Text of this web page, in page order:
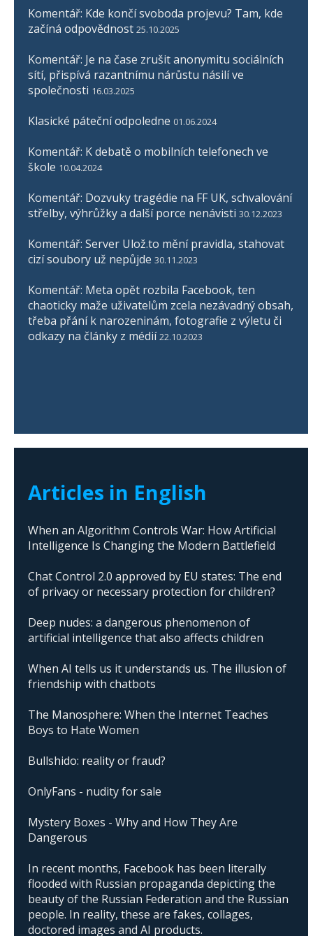
Komentář: Kde končí svoboda projevu? Tam, kde
začíná odpovědnost 25.10.2025
Komentář: Je na čase zrušit anonymitu sociálních
sítí, přispívá razantnímu nárůstu násilí ve
společnosti 16.03.2025
Klasické páteční odpoledne 01.06.2024
Komentář: K debatě o mobilních telefonech ve
škole 10.04.2024
Komentář: Dozvuky tragédie na FF UK, schvalování
střelby, výhrůžky a další porce nenávisti 30.12.2023
Komentář: Server Ulož.to mění pravidla, stahovat
cizí soubory už nepůjde 30.11.2023
Komentář: Meta opět rozbila Facebook, ten
chaoticky maže uživatelům zcela nezávadný obsah,
třeba přání k narozeninám, fotografie z výletu či
odkazy na články z médií 22.10.2023
Articles in English
When an Algorithm Controls War: How Artificial
Intelligence Is Changing the Modern Battlefield
Chat Control 2.0 approved by EU states: The end
of privacy or necessary protection for children?
Deep nudes: a dangerous phenomenon of
artificial intelligence that also affects children
When AI tells us it understands us. The illusion of
friendship with chatbots
The Manosphere: When the Internet Teaches
Boys to Hate Women
Bullshido: reality or fraud?
OnlyFans - nudity for sale
Mystery Boxes - Why and How They Are
Dangerous
In recent months, Facebook has been literally
flooded with Russian propaganda depicting the
beauty of the Russian Federation and the Russian
people. In reality, these are fakes, collages,
doctored images and AI products.